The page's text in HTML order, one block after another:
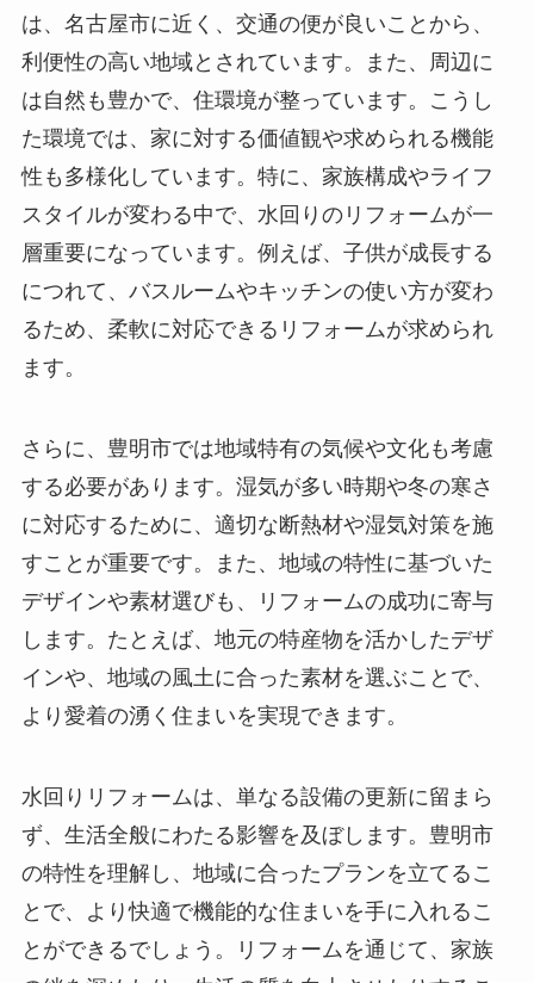
は、名古屋市に近く、交通の便が良いことから、
利便性の高い地域とされています。また、周辺に
は自然も豊かで、住環境が整っています。こうし
た環境では、家に対する価値観や求められる機能
性も多様化しています。特に、家族構成やライフ
スタイルが変わる中で、水回りのリフォームが一
層重要になっています。例えば、子供が成長する
につれて、バスルームやキッチンの使い方が変わ
るため、柔軟に対応できるリフォームが求められ
ます。
さらに、豊明市では地域特有の気候や文化も考慮
する必要があります。湿気が多い時期や冬の寒さ
に対応するために、適切な断熱材や湿気対策を施
すことが重要です。また、地域の特性に基づいた
デザインや素材選びも、リフォームの成功に寄与
します。たとえば、地元の特産物を活かしたデザ
インや、地域の風土に合った素材を選ぶことで、
より愛着の湧く住まいを実現できます。
水回りリフォームは、単なる設備の更新に留まら
ず、生活全般にわたる影響を及ぼします。豊明市
の特性を理解し、地域に合ったプランを立てるこ
とで、より快適で機能的な住まいを手に入れるこ
とができるでしょう。リフォームを通じて、家族